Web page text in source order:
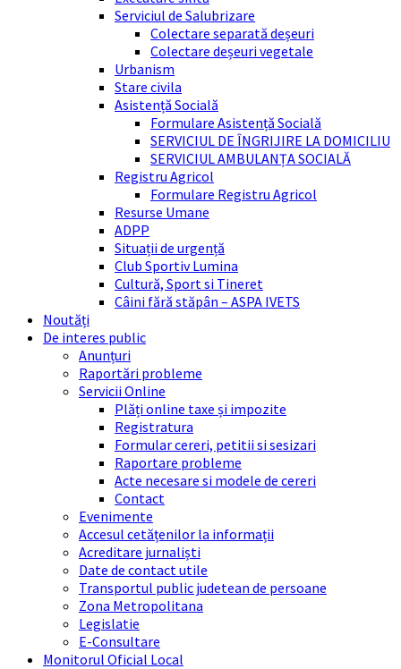
Serviciul de Salubrizare
Colectare separată deșeuri
Colectare deșeuri vegetale
Urbanism
Stare civila
Asistență Socială
Formulare Asistență Socială
SERVICIUL DE ÎNGRIJIRE LA DOMICILIU
SERVICIUL AMBULANȚA SOCIALĂ
Registru Agricol
Formulare Registru Agricol
Resurse Umane
ADPP
Situații de urgență
Club Sportiv Lumina
Cultură, Sport si Tineret
Câini fără stăpân – ASPA IVETS
Noutăți
De interes public
Anunțuri
Raportări probleme
Servicii Online
Plăți online taxe și impozite
Registratura
Formular cereri, petitii si sesizari
Raportare probleme
Acte necesare si modele de cereri
Contact
Evenimente
Accesul cetățenilor la informații
Acreditare jurnaliști
Date de contact utile
Transportul public judetean de persoane
Zona Metropolitana
Legislatie
E-Consultare
Monitorul Oficial Local